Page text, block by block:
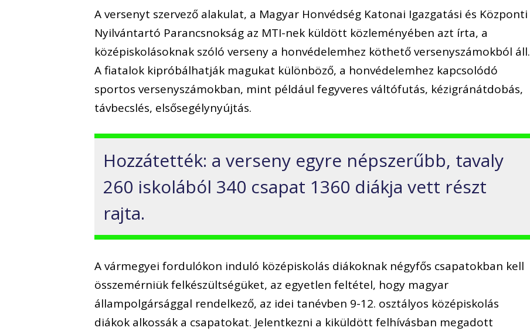
A versenyt szervező alakulat, a Magyar Honvédség Katonai Igazgatási és Központi
Nyilvántartó Parancsnokság az MTI-nek küldött közleményében azt írta, a
középiskolásoknak szóló verseny a honvédelemhez köthető versenyszámokból áll.
A fiatalok kipróbálhatják magukat különböző, a honvédelemhez kapcsolódó
sportos versenyszámokban, mint például fegyveres váltófutás, kézigránátdobás,
távbecslés, elsősegélynyújtás.
Hozzátették: a verseny egyre népszerűbb, tavaly
260 iskolából 340 csapat 1360 diákja vett részt
rajta.
A vármegyei fordulókon induló középiskolás diákoknak négyfős csapatokban kell
összemérniük felkészültségüket, az egyetlen feltétel, hogy magyar
állampolgársággal rendelkező, az idei tanévben 9-12. osztályos középiskolás
diákok alkossák a csapatokat. Jelentkezni a kiküldött felhívásban megadott